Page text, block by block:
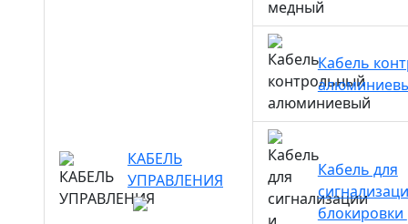
КАБЕЛЬ
УПРАВЛЕНИЯ
Кабель
Кабель для
блокировки